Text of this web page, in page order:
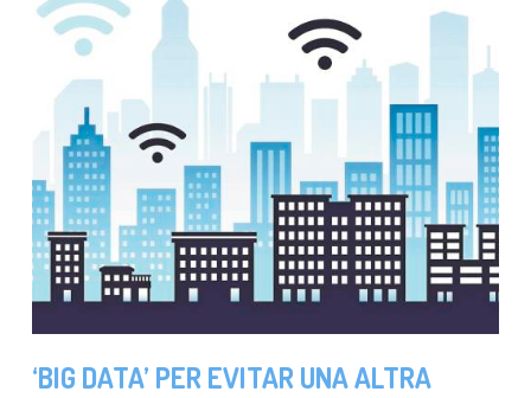
PORTFOLIO
CONTACTO
REPORTAR INCIDENCIAS
‘BIG DATA’ PER EVITAR UNA ALTRA